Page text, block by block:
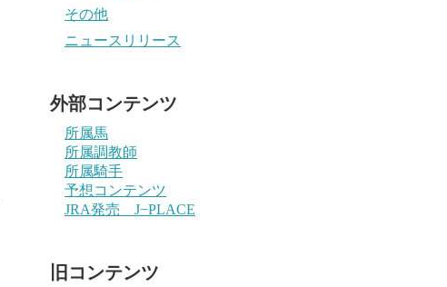
その他
ニュースリリース
外部コンテンツ
所属馬
所属調教師
所属騎手
予想コンテンツ
JRA発売 J−PLACE
旧コンテンツ